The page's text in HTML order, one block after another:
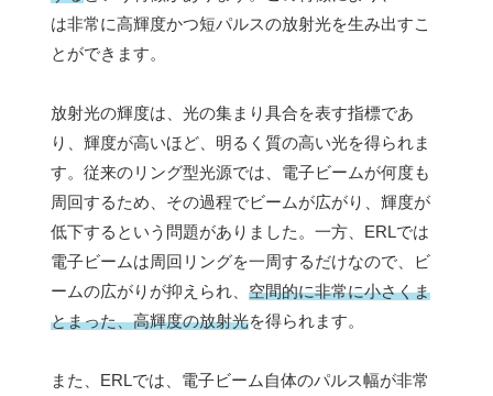
は非常に高輝度かつ短パルスの放射光を生み出すこ
とができます。
放射光の輝度は、光の集まり具合を表す指標であ
り、輝度が高いほど、明るく質の高い光を得られま
す。従来のリング型光源では、電子ビームが何度も
周回するため、その過程でビームが広がり、輝度が
低下するという問題がありました。一方、ERLでは
電子ビームは周回リングを一周するだけなので、ビ
ームの広がりが抑えられ、 空間的に非常に小さくま
とまった、高輝度の放射光を得られます。
また、ERLでは、電子ビーム自体のパルス幅が非常